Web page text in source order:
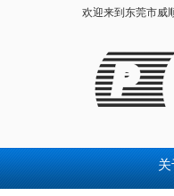
欢迎来到东莞市威